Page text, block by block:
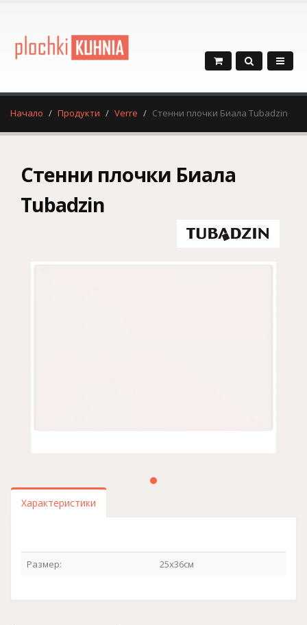
Начало Продукти Verre Стенни плочки Биала Tubadzin
Стенни плочки Биала
Tubadzin
Характеристики
Размер: 25х36см